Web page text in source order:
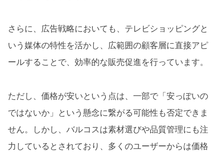
さらに、広告戦略においても、テレビショッピングと
いう媒体の特性を活かし、広範囲の顧客層に直接アピ
ールすることで、効率的な販売促進を行っています。
ただし、価格が安いという点は、一部で「安っぽいの
ではないか」という懸念に繋がる可能性も否定できま
せん。しかし、バルコスは素材選びや品質管理にも注
力しているとされており、多くのユーザーからは価格